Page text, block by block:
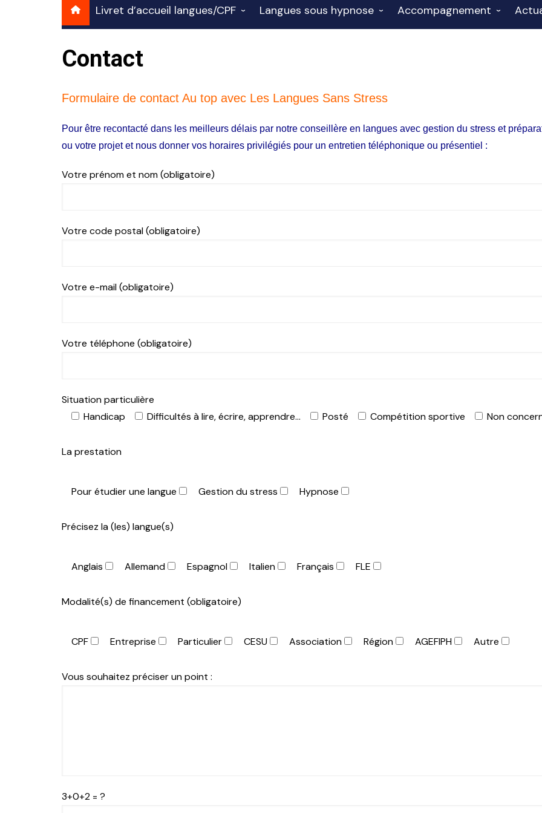
Livret d’accueil langues/CPF
ANGLAIS éligible CPF –
FRANÇAIS ÉCRIT éligible
Espagnol courant
Allemand courant et
immersion
Langues sous hypnose
Espagnol sous hypnose
hypnose
Accompagnement
Contact
Formulaire de contact Au top avec Les Langues Sans Stress
Pour être recontacté dans les meilleurs délais par notre conseillère en langues avec gestion du stress et
ou votre projet et nous donner vos horaires privilégiés pour un entretien téléphonique ou présentiel :
Votre prénom et nom (obligatoire)
Votre code postal (obligatoire)
Votre e-mail (obligatoire)
Votre téléphone (obligatoire)
Situation particulière
Handicap
Difficultés à lire, écrire, apprendre... Posté Compétition sportive Non
La prestation
Pour étudier une langue Gestion du stress Hypnose
Précisez la (les) langue(s)
Anglais Allemand Espagnol Italien Français FLE
Modalité(s) de financement (obligatoire)
CPF Entreprise Particulier CESU Association Région AGEFIPH Autre
Vous souhaitez préciser un point :
3+0+2 = ?